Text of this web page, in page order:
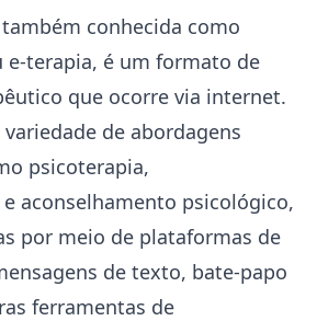
conhecida como
terapia, é um formato de
que ocorre via internet.
de abordagens
psicoterapia,
aconselhamento psicológico,
por meio de plataformas de
de texto, bate-papo
ferramentas de